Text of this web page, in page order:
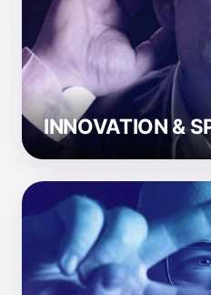
INNOVATION &
Ich verkürze Ihre
fördern eine Kultur der
Bringen Sie